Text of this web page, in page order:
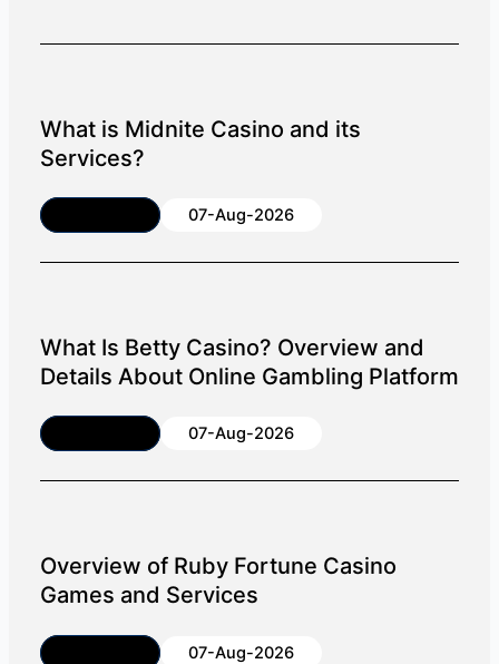
What is Midnite Casino and its
Services?
07-Aug-2026
What Is Betty Casino? Overview and
Details About Online Gambling Platform
07-Aug-2026
Overview of Ruby Fortune Casino
Games and Services
07-Aug-2026